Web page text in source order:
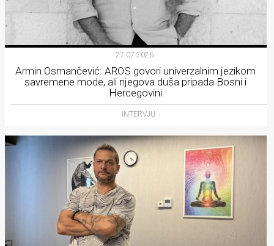
27.07.2026.
Armin Osmančević: AROS govori univerzalnim jezikom
savremene mode, ali njegova duša pripada Bosni i
Hercegovini
INTERVJU